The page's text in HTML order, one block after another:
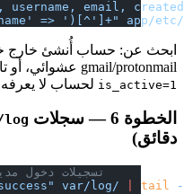
username, email,
=> ')[^']+" app/
ابحث عن: حساب أُنشئ خارج
gmail/protonmail عشوائي، أو تاريخ إنشاء حديث جدًا، أو
is_active=1 لحساب لا يعرفه
الخطوة 6 — سجلات log/
دقائق)
# تسجيلات دخول مدير
var/log/ tail